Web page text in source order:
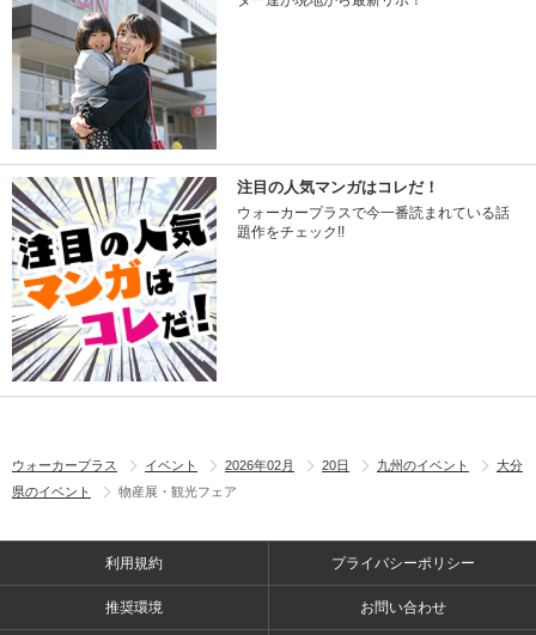
注目の人気マンガはコレだ！
ウォーカープラスで今一番読まれている話
題作をチェック!!
ウォーカープラス イベント 2026年02月 20日 九州のイベント
大分
県のイベント
物産展・観光フェア
利用規約 プライバシーポリシー
推奨環境 お問い合わせ